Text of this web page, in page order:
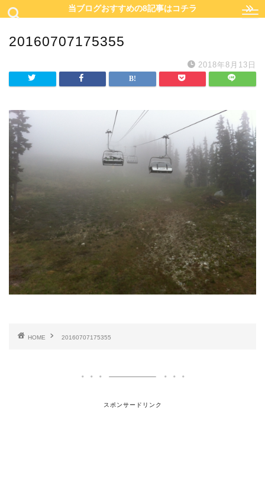
当ブログおすすめの8記事はコチラ
20160707175355
2018年8月13日
HOME 20160707175355
スポンサードリンク